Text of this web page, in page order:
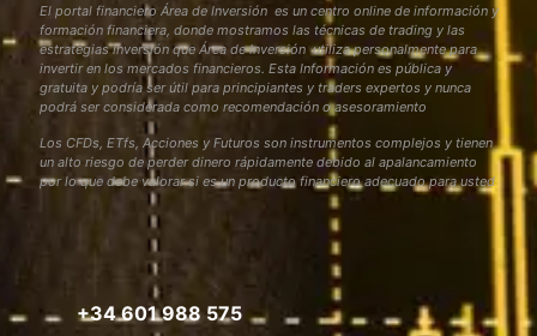
El portal financiero Área de Inversión es un centro online de información y
formación financiera, donde mostramos las técnicas de trading y las
estrategias inversión que Área de Inversión utiliza personalmente para
invertir en los mercados financieros. Esta Información es pública y
gratuita y podría ser útil para principiantes y traders expertos y nunca
podrá ser considerada como recomendación o asesoramiento
Los CFDs, ETfs, Acciones y Futuros son instrumentos complejos y tienen
un alto riesgo de perder dinero rápidamente debido al apalancamiento
por lo que debe valorar si es un producto financiero adecuado para usted
+34 601 988 575